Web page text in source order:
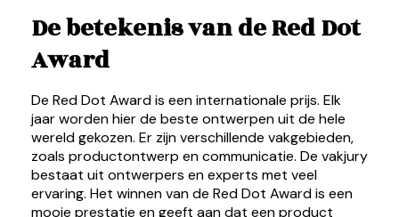
De betekenis van de Red Dot
Award
De Red Dot Award is een internationale prijs. Elk
jaar worden hier de beste ontwerpen uit de hele
wereld gekozen. Er zijn verschillende vakgebieden,
zoals productontwerp en communicatie. De vakjury
bestaat uit ontwerpers en experts met veel
ervaring. Het winnen van de Red Dot Award is een
mooie prestatie en geeft aan dat een product